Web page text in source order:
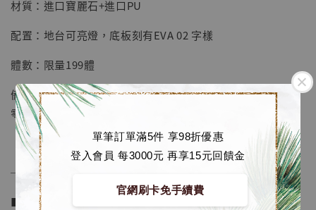
單筆訂單滿5件 享98折優惠
登入會員 每3000元 再享15元回饋金
官網刷卡免手續費
NT$ 5,580
材質：進口寶麗石+進口PU
配置：地台可亮燈，底板刻有EVA 02 字樣
體數：限量199體
備註：本產品為EVA補完計劃產品線，後續可與同比例綾波
零、真希波、渚薰、碇真嗣、葛城美里、赤木律子共鳴
──────────────
■ 販售資訊 (NT$)：